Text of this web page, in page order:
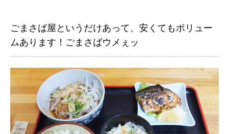
ごまさば屋というだけあって、安くてもボリュー
ムあります！ごまさばウメぇッ